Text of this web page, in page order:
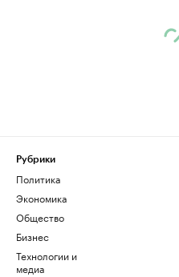
Рубрики
Политика
Экономика
Общество
Бизнес
Технологии и
медиа